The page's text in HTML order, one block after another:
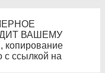
ВАШЕМУ
с ссылкой на